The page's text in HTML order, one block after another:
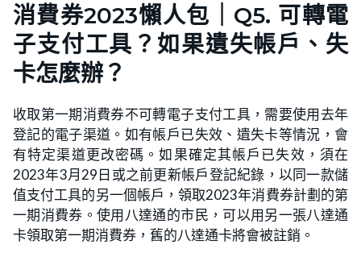
消費券2023懶人包｜Q5. 可轉電
子支付工具？如果遺失帳戶、失
卡怎麼辦？
收取第一期消費券不可轉電子支付工具，需要使用去年
登記的電子渠道。如有帳戶已失效、遺失卡等情況，會
有特定渠道更改密碼。如果確定其帳戶已失效，須在
2023年3月29日或之前更新帳戶登記紀錄，以同一款儲
值支付工具的另一個帳戶，領取2023年消費券計劃的第
一期消費券。使用八達通的市民，可以用另一張八達通
卡領取第一期消費券，舊的八達通卡將會被註銷。